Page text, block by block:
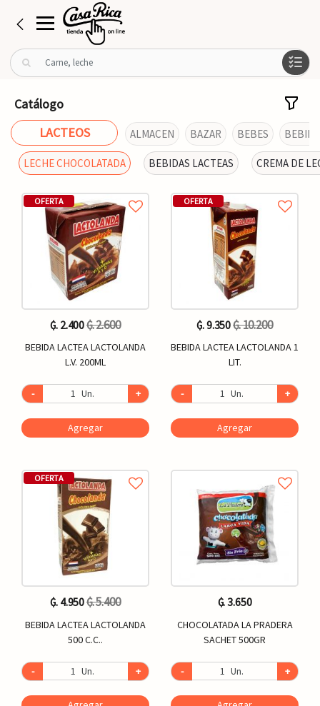
B
u
r
p
Catálogo
LACTEOS
ALMACEN BAZAR BEBES
LECHE CHOCOLATADA BEBIDAS LACTEAS CREMA DE
OFERTA
₲. 2.400₲. 2.600
BEBIDA LACTEA LACTOLANDA
L.V. 200ML
- Un. +
Agregar
OFERTA
₲. 9.350₲. 10.200
BEBIDA LACTEA LACTOLANDA 1
LIT.
- Un. +
Agregar
OFERTA
₲. 4.950₲. 5.400
BEBIDA LACTEA LACTOLANDA
500 C.C..
- Un. +
₲. 3.650
CHOCOLATADA LA PRADERA
SACHET 500GR
- Un. +